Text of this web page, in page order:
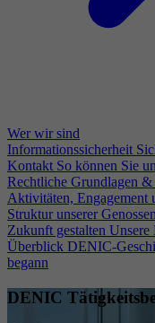
Wer wir sind
Informationssicherheit
Kontakt So können Sie
Rechtliche Grundlagen
Aktivitäten, Engagement
Struktur unserer
Zukunft gestalten Unsere
Überblick DENIC-
begann
DENIC